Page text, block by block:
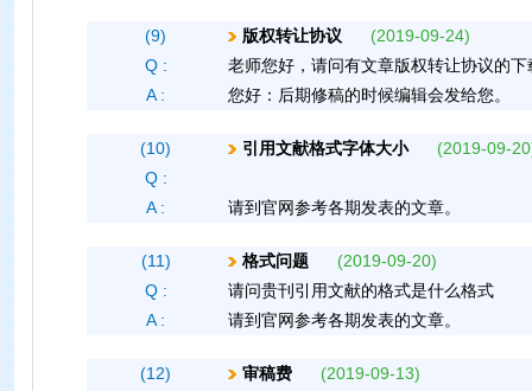
(9) 版权转让协议
(2019-09-24)
Q :
老师您好，请问有文章版权转让协议的
A :
您好：后期修稿的时候编辑会发给您。
(10) 引用文献格式字体大小
(2019-09-
Q :
A :
请到官网参考各期发表的文章。
(11) 格式问题
(2019-09-20)
Q :
请问贵刊引用文献的格式是什么格式
A :
请到官网参考各期发表的文章。
(12) 审稿费
(2019-09-13)